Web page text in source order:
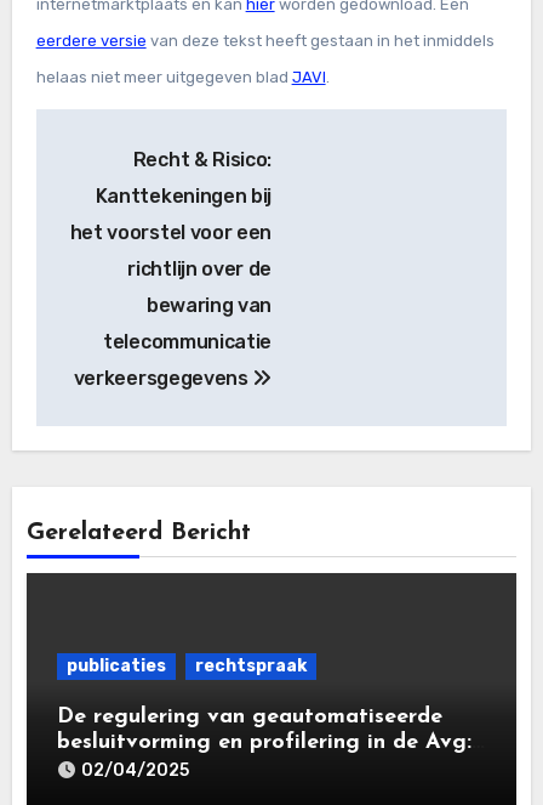
internetmarktplaats en kan hierworden gedownload. Een
eerdere versie van deze tekst heeft gestaan in het inmiddels
helaas niet meer uitgegeven blad JAVI.
navigatie
Recht & Risico:
Kanttekeningen bij
het voorstel voor een
richtlijn over de
bewaring van
telecommunicatie
verkeersgegevens
Gerelateerd Bericht
publicaties rechtspraak
De regulering van geautomatiseerde
besluitvorming en profilering in de Avg:
de tussenstand
02/04/2025